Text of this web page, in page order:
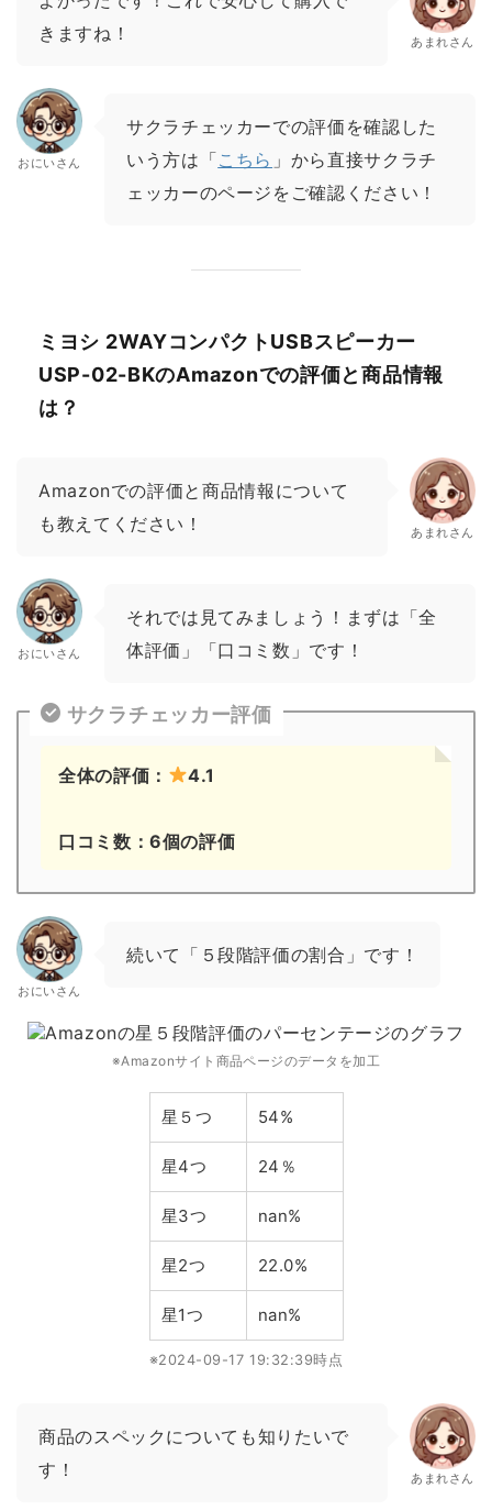
きますね！
あまれさん
おにいさん
サクラチェッカーでの評価を確認した
いう方は「こちら 」から直接サクラチ
ェッカーのページをご確認ください！
ミヨシ 2WAYコンパクトUSBスピーカー
USP-02-BKのAmazonでの評価と商品情報
は？
Amazonでの評価と商品情報について
も教えてください！
あまれさん
おにいさん
それでは見てみましょう！まずは「全
体評価」「口コミ数」です！
サクラチェッカー評価
全体の評価： 4.1
口コミ数：6個の評価
おにいさん
続いて「５段階評価の割合」です！
※Amazonサイト商品ページのデータを加工
星５つ 54%
星4つ 24％
星3つ nan%
星2つ 22.0%
星1つ nan%
※2024-09-17 19:32:39時点
商品のスペックについても知りたいで
す！
あまれさん